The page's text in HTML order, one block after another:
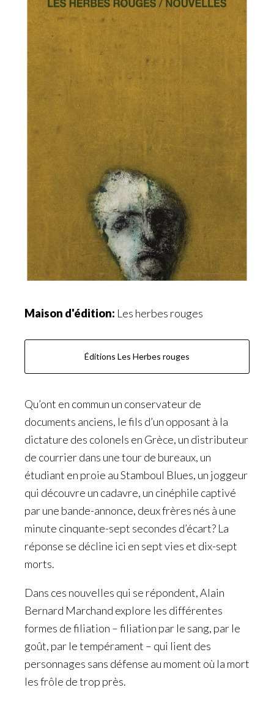
Maison d'édition: Les herbes rouges
Éditions Les Herbes rouges
Qu’ont en commun un conservateur de
documents anciens, le fils d’un opposant à la
dictature des colonels en Grèce, un distributeur
de courrier dans une tour de bureaux, un
étudiant en proie au Stamboul Blues, un joggeur
qui découvre un cadavre, un cinéphile captivé
par une bande-annonce, deux frères nés à une
minute cinquante-sept secondes d’écart? La
réponse se décline ici en sept vies et dix-sept
morts.
Dans ces nouvelles qui se répondent, Alain
Bernard Marchand explore les différentes
formes de filiation – filiation par le sang, par le
goût, par le tempérament – qui lient des
personnages sans défense au moment où la mort
les frôle de trop près.